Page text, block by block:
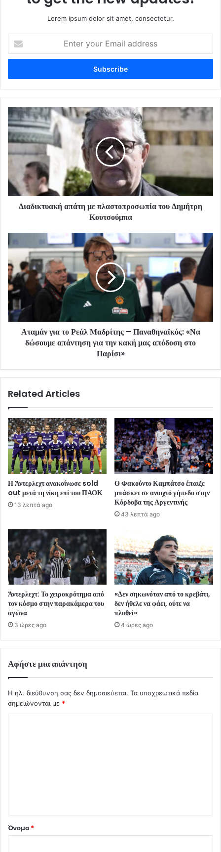
Lorem ipsum dolor sit amet, consectetur.
your
Email
Διαδικτυακή απάτη με πλαστοπροσωπία του Δημήτρη
Κουτσούμπα
Αταμάν για το Ρεάλ Μαδρίτης – Παναθηναϊκός: «Να
δώσουμε απάντηση για την κακή μας απόδοση στο
Παρίσι»
Related Articles
Η Άντερλεχτ ανακοίνωσε sold
out μετά τη νίκη επί του ΠΑΟΚ
13 λεπτά ago
Ο Φακούντο Καμπάτσο έπαιξε
μπάσκετ σε ανοιχτό γήπεδο στην
Κόρδοβα της Αργεντινής
43 λεπτά ago
Άντερλεχτ: Το χειροκρότημα από
τον κόσμο στην παρακάμερα του
αγώνα
3 ώρες ago
«Δεν σηκωνόταν από το κρεβάτι,
δεν ήθελε να φάει, ούτε να
πλυθεί»
4 ώρες ago
Αφήστε μια απάντηση
Η ηλ. διεύθυνση σας δεν δημοσιεύεται. Τα υποχρεωτικά πεδία
σημειώνονται με *
Όνομα *